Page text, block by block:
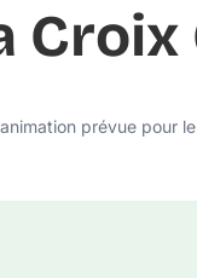
Croix
prévue pour